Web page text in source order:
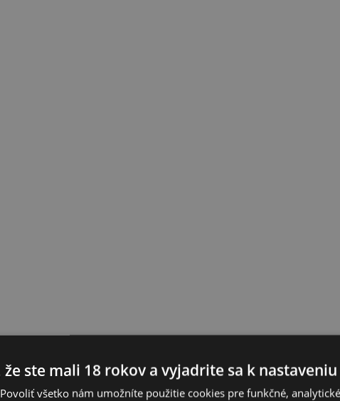
ste mali 18 rokov a vyjadrite sa k
všetko nám umožníte použitie cookies pre funkčné,